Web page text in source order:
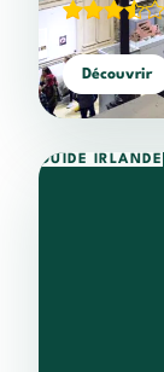
Découvrir
GUIDE IRLANDE